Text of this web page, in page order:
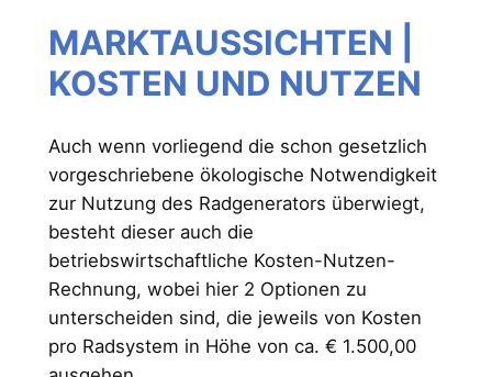
MARKTAUSSICHTEN |
KOSTEN UND NUTZEN
Auch wenn vorliegend die schon gesetzlich
vorgeschriebene ökologische Notwendigkeit
zur Nutzung des Radgenerators überwiegt,
besteht dieser auch die
betriebswirtschaftliche Kosten-Nutzen-
Rechnung, wobei hier 2 Optionen zu
unterscheiden sind, die jeweils von Kosten
pro Radsystem in Höhe von ca. € 1.500,00